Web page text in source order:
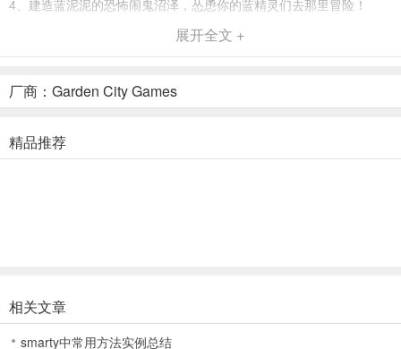
4、建造蓝泥泥的恐怖闹鬼沼泽，怂恿你的蓝精灵们去那里冒险！
5、邀请紫色蓝精灵到你的村庄各处疯狂跳跃！
7、用万圣节主题的装饰品及蓝精灵服饰将你的村庄装饰得既恐怖又可
12、用新的魔法日晷来控制蓝精灵的天空，让你随心所欲切换白天与
展开全文 +
厂商：Garden City Games
精品推荐
相关文章
smarty中常用方法实例总结